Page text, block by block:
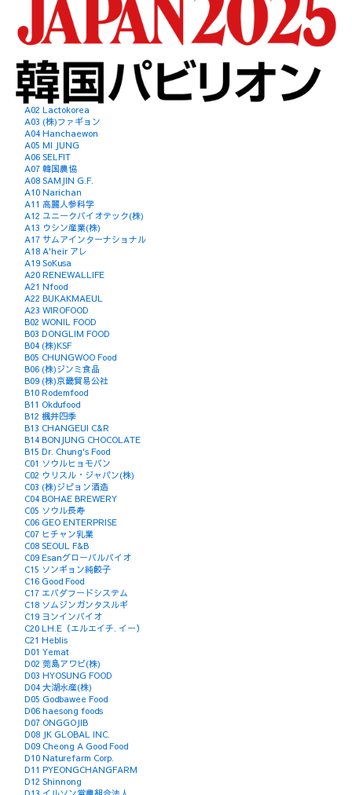
A02 Lactokorea
A03 (株)ファギョン
A04 Hanchaewon
A05 MI JUNG
A06 SELFIT
A07 韓国農協
A08 SAMJIN G.F.
A10 Narichan
A11 高麗人参科学
A12 ユニークバイオテック(株)
A13 ウシン産業(株)
A17 サムアインターナショナル
A18 A'heir アレ
A19 SoKusa
A20 RENEWALLIFE
A21 Nfood
A22 BUKAKMAEUL
A23 WIROFOOD
B02 WONIL FOOD
B03 DONGLIM FOOD
B04 (株)KSF
B05 CHUNGWOO Food
B06 (株)ジンミ食品
B09 (株)京畿貿易公社
B10 Rodemfood
B11 Okdufood
B12 楓井四季
B13 CHANGEUI C&R
B14 BONJUNG CHOCOLATE
B15 Dr. Chung's Food
C01 ソウルヒョモバン
C02 ウリスル・ジャパン(株)
C03 (株)ジピョン酒造
C04 BOHAE BREWERY
C05 ソウル長寿
C06 GEO ENTERPRISE
C07 ヒチャン乳業
C08 SEOUL F&B
C09 Esanグローバルバイオ
C15 ソンギョン純餃子
C16 Good Food
C17 エバダフードシステム
C18 ソムジンガンタスルギ
C19 ヨンインバイオ
C20 LH.E（エルエイチ. イー）
C21 Heblis
D01 Yemat
D02 莞島アワビ(株)
D03 HYOSUNG FOOD
D04 大湖水産(株)
D05 Godbawee Food
D06 haesong foods
D07 ONGGOJIB
D08 JK GLOBAL INC.
D09 Cheong A Good Food
D10 Naturefarm Corp.
D11 PYEONGCHANGFARM
D12 Shinnong